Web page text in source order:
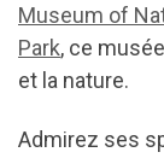
Museum of
Park, ce
et la nature.
Admirez ses